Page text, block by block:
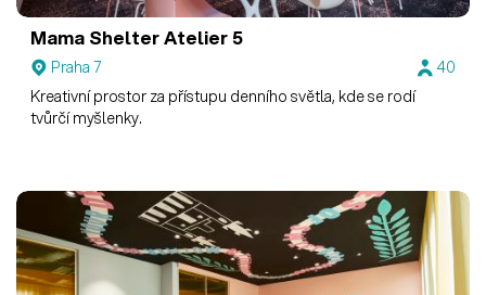
Mama ShelterAtelier 5
Praha 7
40
Kreativní prostor za přístupu denního světla, kde se rodí
tvůrčí myšlenky.